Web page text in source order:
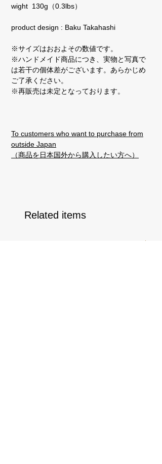
wight 130g（0.3lbs）
product design : Baku Takahashi
※サイズはおおよその数値です。
※ハンドメイド商品につき、実物と写真で
は若干の個体差がございます。あらかじめ
ご了承ください。
※再販売は未定となっております。
To customers who want to purchase from
outside Japan
（商品を日本国外から購入したい方へ）
Related items